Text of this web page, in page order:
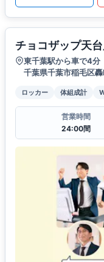
チョコザップ天
東千葉駅から車で4分
千葉県千葉市稲毛区
ロッカー 体組成計
営業時間
24:00間